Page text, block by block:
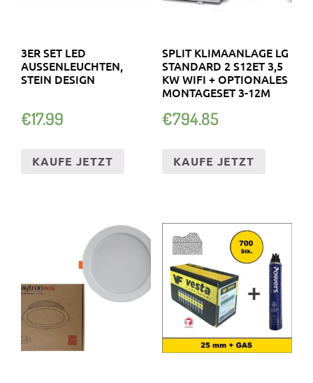
3ER SET LED
AUSSENLEUCHTEN, S
TEIN DESIGN
€17.99
KAUFE JETZT
SPLIT KLIMAANLAGE LG
STANDARD 2 S12ET 3,5
KW WIFI + OPTIONALES
MONTAGESET 3-12M
€794.85
KAUFE JETZT